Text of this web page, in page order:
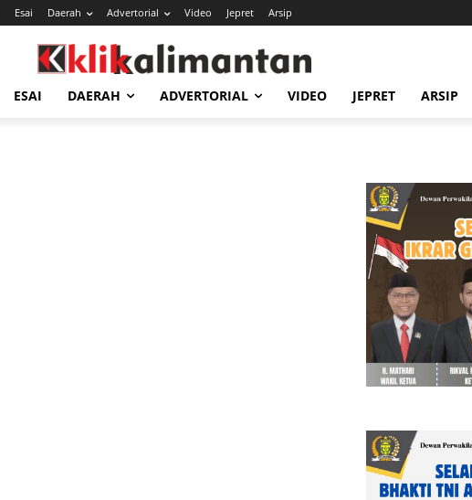
Esai Daerah Advertorial Video Jepret Arsip
ESAI DAERAH ADVERTORIAL VIDEO JEPRET ARSIP